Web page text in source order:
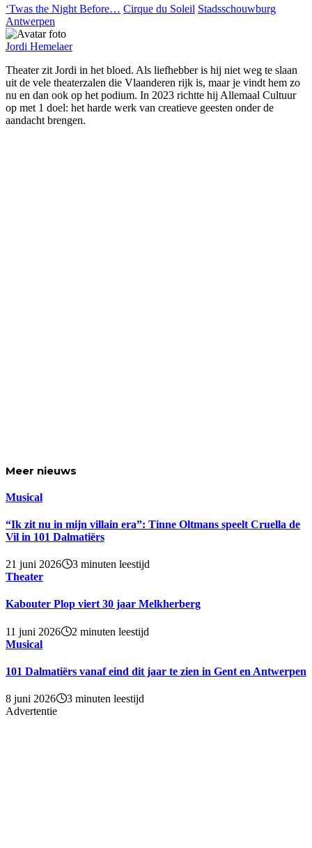
‘Twas the Night Before… Cirque du Soleil Stadsschouwburg
Antwerpen
Jordi Hemelaer
Theater zit Jordi in het bloed. Als liefhebber is hij niet weg te slaan
uit de vele theaterzalen die Vlaanderen rijk is, maar je vindt hem zo
nu en dan ook op het podium. In 2023 richtte hij Allemaal Cultuur
op met 1 doel: het harde werk van creatieve geesten onder de
aandacht brengen.
Meer nieuws
Musical
“Ik zit nu in mijn villain era”: Tinne Oltmans speelt Cruella de
Vil in 101 Dalmatiërs
21 juni 2026
3 minuten leestijd
Theater
Kabouter Plop viert 30 jaar Melkherberg
11 juni 2026
2 minuten leestijd
Musical
101 Dalmatiërs vanaf eind dit jaar te zien in Gent en Antwerpen
8 juni 2026
3 minuten leestijd
Advertentie